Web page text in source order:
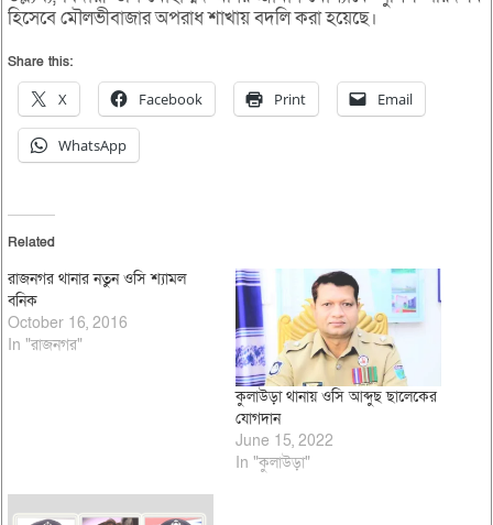
হিসেবে মৌলভীবাজার অপরাধ শাখায় বদলি করা হয়েছে।
Share this:
X Facebook Print Email
WhatsApp
Related
রাজনগর থানার নতুন ওসি শ্যামল
বনিক
October 16, 2016
In "রাজনগর"
কুলাউড়া থানায় ওসি আব্দুছ ছালেকের
যোগদান
June 15, 2022
In "কুলাউড়া"